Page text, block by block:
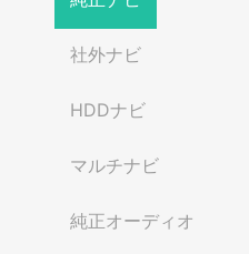
社外ナビ
HDDナビ
マルチナビ
純正オーディオ